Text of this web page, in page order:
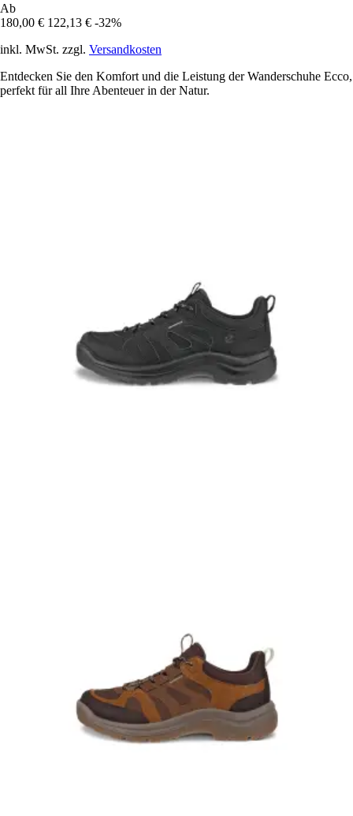
Ab
180,00 € 122,13 € -32%
inkl. MwSt. zzgl. Versandkosten
Entdecken Sie den Komfort und die Leistung der Wanderschuhe Ecco,
perfekt für all Ihre Abenteuer in der Natur.